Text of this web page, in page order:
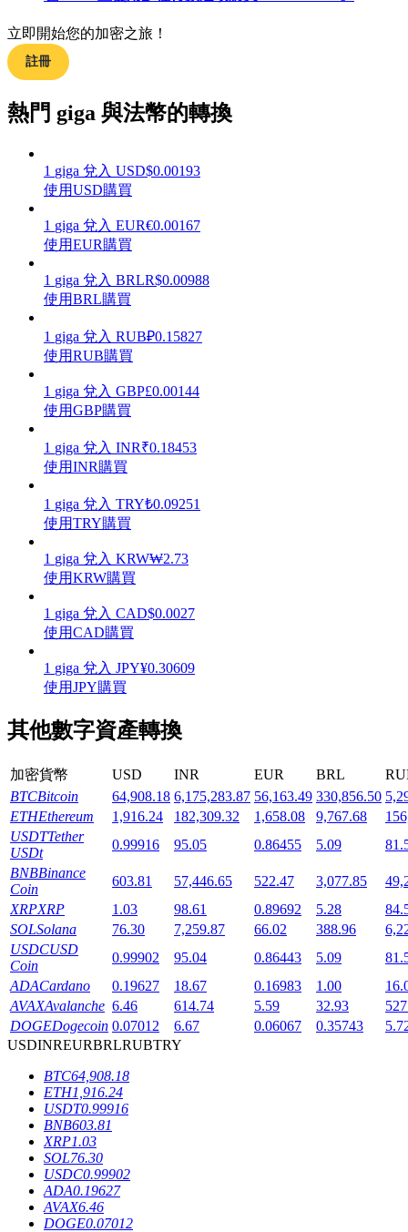
理財
增值寶
機槍池
Launchpool
活期質押獲得熱門資產
鎖倉BTR
輕鬆獲得多重福利
借貸寶
借貸數字貨幣，及時且安全的服務
立即開始您的加密之旅！
註冊
熱門 giga 與法幣的轉換
1 giga 兌入 USD$0.00193
使用USD購買
1 giga 兌入 EUR€0.00167
使用EUR購買
1 giga 兌入 BRLR$0.00988
使用BRL購買
1 giga 兌入 RUB₽0.15827
使用RUB購買
1 giga 兌入 GBP£0.00144
使用GBP購買
1 giga 兌入 INR₹0.18453
使用INR購買
1 giga 兌入 TRY₺0.09251
使用TRY購買
1 giga 兌入 KRW₩2.73
使用KRW購買
1 giga 兌入 CAD$0.0027
使用CAD購買
1 giga 兌入 JPY¥0.30609
使用JPY購買
其他數字資產轉換
加密貨幣 USD INR EUR BRL
BTCBitcoin 64,908.18 6,175,283.87 56,163.49 330,856.50
ETHEthereum 1,916.24 182,309.32 1,658.08 9,767.68
USDTTether
USDt
0.99916 95.05 0.86455 5.09
BNBBinance
Coin
603.81 57,446.65 522.47 3,077.85
XRPXRP 1.03 98.61 0.89692 5.28
SOLSolana 76.30 7,259.87 66.02 388.96
USDCUSD
Coin
0.99902 95.04 0.86443 5.09
ADACardano 0.19627 18.67 0.16983 1.00
AVAXAvalanche 6.46 614.74 5.59 32.93
DOGEDogecoin 0.07012 6.67 0.06067 0.35743
USDINREURBRLRUBTRY
BTC64,908.18
ETH1,916.24
USDT0.99916
BNB603.81
XRP1.03
SOL76.30
USDC0.99902
ADA0.19627
AVAX6.46
DOGE0.07012